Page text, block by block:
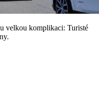
velkou komplikaci: Turisté